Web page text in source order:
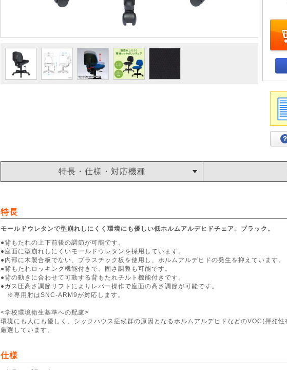
特長・仕様・対応機種
特長
モールドウレタンで型崩れしにくく環境にも優しい低ホルムアルデヒドチェア。ブラック。
●背もたれの上下前後の調節が可能です。
●座面に型崩れしにくいモールドウレタンを採用しています。
●内部に木製合板でない、プラスチック板を使用し、ホルムアルデヒドの発生を抑えています。
●背もたれロッキング機能付きで、固さ調整も可能です。
●背の動きに合わせて可動する背もたれチルト機能付きです。
●ガス圧高さ調節リフトによりレバー操作で座面の高さ調節が可能です。
※専用肘はSNC-ARM9が対応します。
<学校環境衛生基準への配慮>
環境にも人にも優しく、シックハウス症候群の原因となるホルムアルデヒドなどのVOC(揮発
厳選しています。
仕様